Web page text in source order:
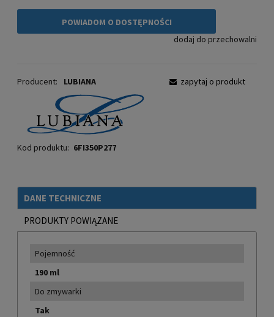
POWIADOM O DOSTĘPNOŚCI
dodaj do przechowalni
Producent: LUBIANA
Kod produktu: 6FI350P277
zapytaj o produkt
DANE TECHNICZNE
PRODUKTY POWIĄZANE
Pojemność
190 ml
Do zmywarki
Tak